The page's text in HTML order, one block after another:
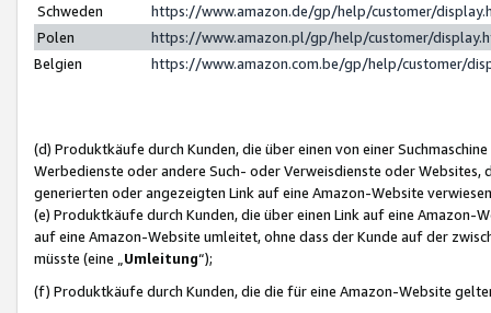
Schweden
https://www.amazon.de/gp/help/customer/
Polen
https://www.amazon.pl/gp/help/customer/
Belgien
https://www.amazon.com.be/gp/help/customer/
(d) Produktkäufe durch Kunden, die über einen von einer
Werbedienste oder andere Such- oder Verweisdienste oder Websites,
generierten oder angezeigten Link auf eine Amazon-Website
(e) Produktkäufe durch Kunden, die über einen Link auf eine
auf eine Amazon-Website umleitet, ohne dass der Kunde auf der
müsste (eine „ Umleitung“);
(f) Produktkäufe durch Kunden, die die für eine Amazon-Website